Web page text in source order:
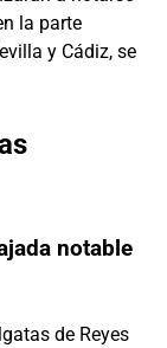
la parte
y Cádiz, se
notable
de Reyes